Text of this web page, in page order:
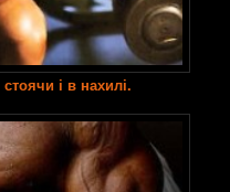
і в нахилі.